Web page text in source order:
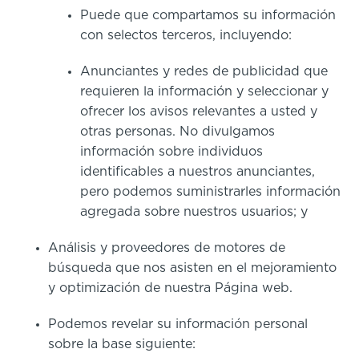
Puede que compartamos su información
con selectos terceros, incluyendo:
Anunciantes y redes de publicidad que
requieren la información y seleccionar y
ofrecer los avisos relevantes a usted y
otras personas. No divulgamos
información sobre individuos
identificables a nuestros anunciantes,
pero podemos suministrarles información
agregada sobre nuestros usuarios; y
Análisis y proveedores de motores de
búsqueda que nos asisten en el mejoramiento
y optimización de nuestra Página web.
Podemos revelar su información personal
sobre la base siguiente: